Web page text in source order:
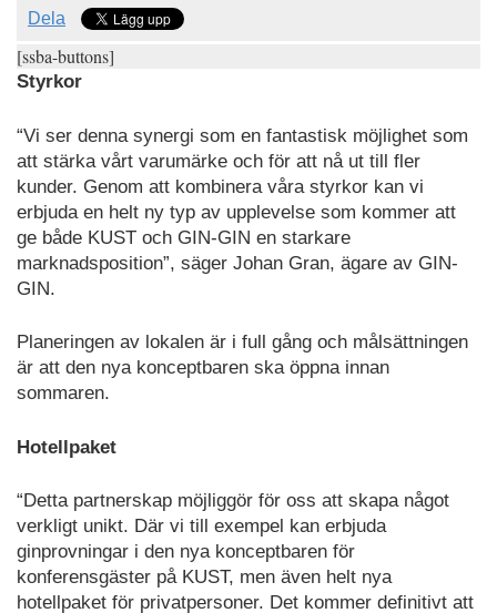
Dela
[ssba-buttons]
Styrkor
“Vi ser denna synergi som en fantastisk möjlighet som
att stärka vårt varumärke och för att nå ut till fler
kunder. Genom att kombinera våra styrkor kan vi
erbjuda en helt ny typ av upplevelse som kommer att
ge både KUST och GIN-GIN en starkare
marknadsposition”, säger Johan Gran, ägare av GIN-
GIN.
Planeringen av lokalen är i full gång och målsättningen
är att den nya konceptbaren ska öppna innan
sommaren.
Hotellpaket
“Detta partnerskap möjliggör för oss att skapa något
verkligt unikt. Där vi till exempel kan erbjuda
ginprovningar i den nya konceptbaren för
konferensgäster på KUST, men även helt nya
hotellpaket för privatpersoner. Det kommer definitivt att